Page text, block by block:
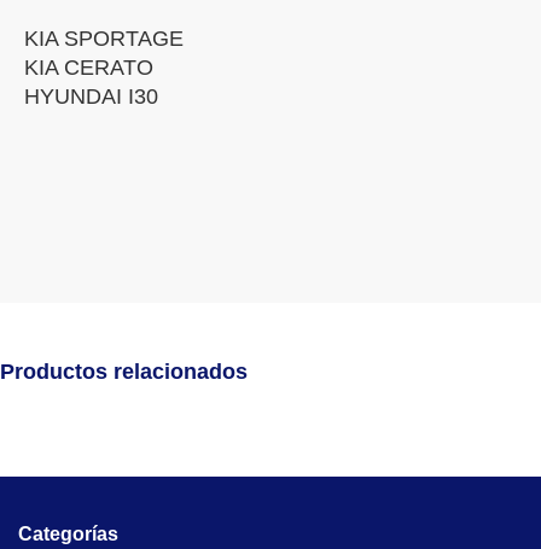
KIA SPORTAGE
KIA CERATO
HYUNDAI I30
Productos relacionados
Categorías